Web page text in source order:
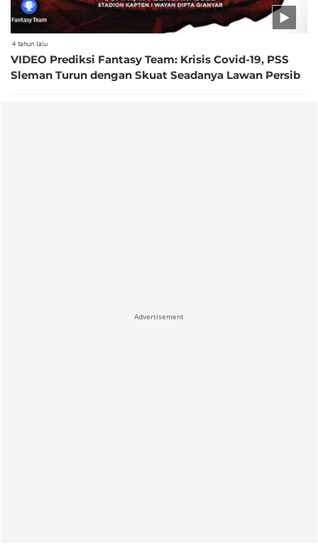
4 tahun lalu
VIDEO Prediksi Fantasy Team: Krisis Covid-19, PSS
Sleman Turun dengan Skuat Seadanya Lawan Persib
Advertisement